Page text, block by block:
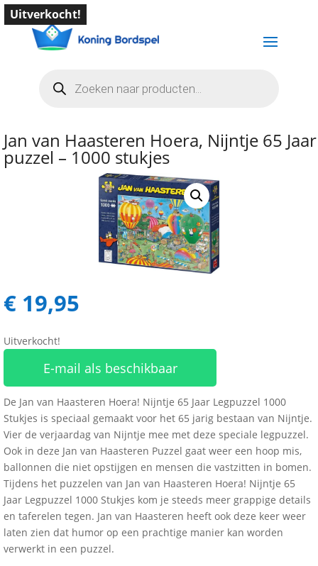
zoeken
Uitverkocht!
Jan van Haasteren Hoera, Nijntje 65 Jaar
puzzel – 1000 stukjes
€ 19,95
Uitverkocht!
E-mail als beschikbaar
De Jan van Haasteren Hoera! Nijntje 65 Jaar Legpuzzel 1000
Stukjes is speciaal gemaakt voor het 65 jarig bestaan van Nijntje.
Vier de verjaardag van Nijntje mee met deze speciale legpuzzel.
Ook in deze Jan van Haasteren Puzzel gaat weer een hoop mis,
ballonnen die niet opstijgen en mensen die vastzitten in bomen.
Tijdens het puzzelen van Jan van Haasteren Hoera! Nijntje 65
Jaar Legpuzzel 1000 Stukjes kom je steeds meer grappige details
en taferelen tegen. Jan van Haasteren heeft ook deze keer weer
laten zien dat humor op een prachtige manier kan worden
verwerkt in een puzzel.